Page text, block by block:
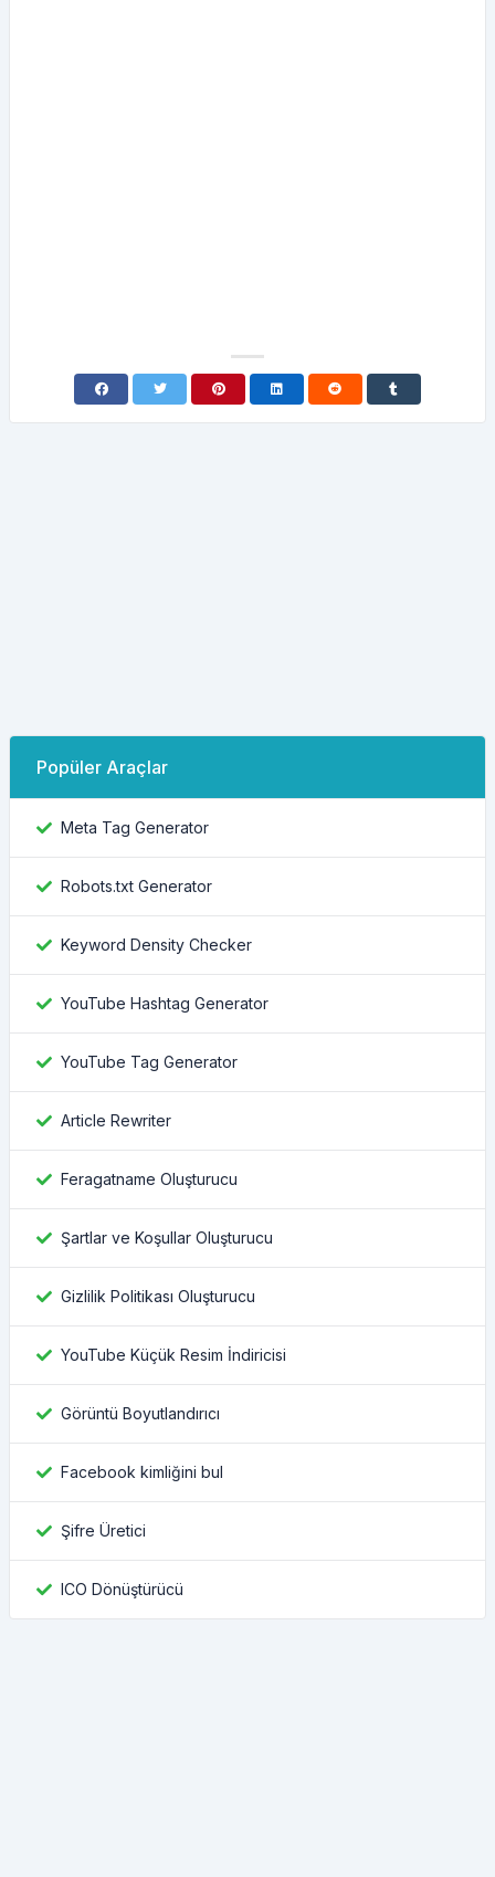
Popüler Araçlar
Meta Tag Generator
Robots.txt Generator
Keyword Density Checker
YouTube Hashtag Generator
YouTube Tag Generator
Article Rewriter
Feragatname Oluşturucu
Şartlar ve Koşullar Oluşturucu
Gizlilik Politikası Oluşturucu
YouTube Küçük Resim İndiricisi
Görüntü Boyutlandırıcı
Facebook kimliğini bul
Şifre Üretici
ICO Dönüştürücü